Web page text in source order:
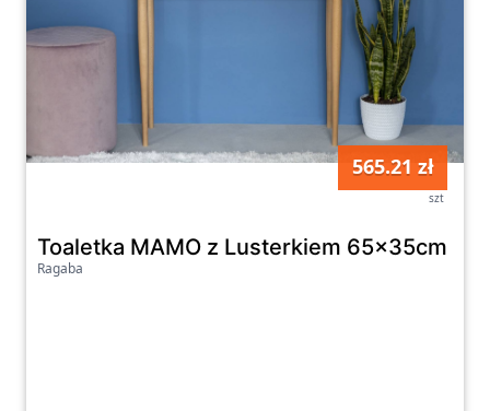
565.21 zł
szt
Toaletka MAMO z Lusterkiem 65x35cm -
Ragaba